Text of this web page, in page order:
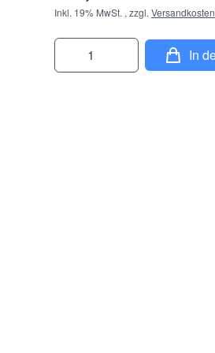
Inkl. 19% MwSt. , zzgl. Versandkosten
Menge In